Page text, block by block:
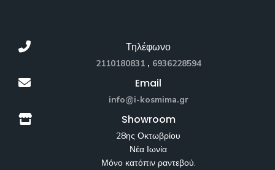
Τηλέφωνο
2110180831, 6936228594
Email
info@i-kosmima.gr
Showroom
28ης Οκτωβρίου
Νέα Ιωνία
Μόνο κατόπιν ραντεβού.